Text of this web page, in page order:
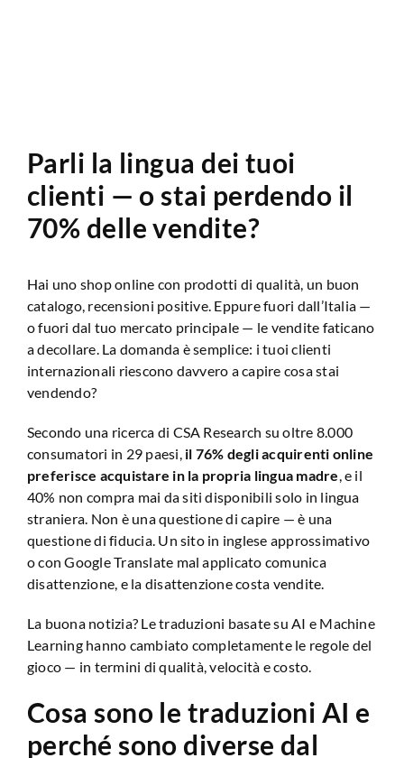
Parli la lingua dei tuoi
clienti — o stai perdendo il
70% delle vendite?
Hai uno shop online con prodotti di qualità, un buon
catalogo, recensioni positive. Eppure fuori dall’Italia —
o fuori dal tuo mercato principale — le vendite faticano
a decollare. La domanda è semplice: i tuoi clienti
internazionali riescono davvero a capire cosa stai
vendendo?
Secondo una ricerca di CSA Research su oltre 8.000
consumatori in 29 paesi, il 76% degli acquirenti online
preferisce acquistare in la propria lingua madre , e il
40% non compra mai da siti disponibili solo in lingua
straniera. Non è una questione di capire — è una
questione di fiducia. Un sito in inglese approssimativo
o con Google Translate mal applicato comunica
disattenzione, e la disattenzione costa vendite.
La buona notizia? Le traduzioni basate su AI e Machine
Learning hanno cambiato completamente le regole del
gioco — in termini di qualità, velocità e costo.
Cosa sono le traduzioni AI e
perché sono diverse dal